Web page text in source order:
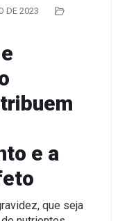
DE 2023
e a
que seja